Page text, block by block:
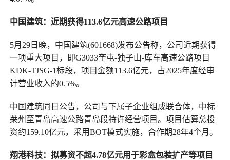
中国建筑：近期获得113.6亿元高速公路项目
5月29日晚，中国建筑(601668)发布公告称，公司近期获得
一项重大项目，即G3033奎屯-独子山-库车高速公路项目
KDK-TJSG-1标段，项目金额113.6亿元，占2025年度经审
计营业收入的0.5%。
中国建筑同日公告，公司与下属子企业组成联合体，中标
莱州至青岛高速公路青岛段特许经营项目。项目估算总投
资约159.10亿元，采用BOT模式实施，合作期28年4个月。
翔港科技：拟募资不超4.78亿元用于彩盒包装扩产等项目